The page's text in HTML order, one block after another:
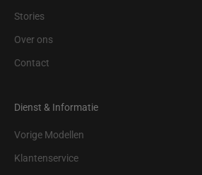
Stories
Over ons
Contact
Dienst & Informatie
Vorige Modellen
Klantenservice